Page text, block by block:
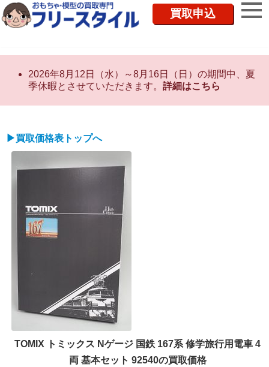
買取申込
2026年8月12日（水）～8月16日（日）の期間中、夏
季休暇とさせていただきます。 詳細はこちら
▶買取価格表トップへ
TOMIX トミックス Nゲージ 国鉄 167系 修学旅行用電車 4
両 基本セット 92540の買取価格